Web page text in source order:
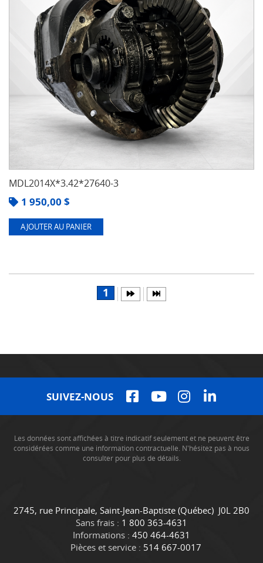
MDL2014X*3.42*27640-3
1 950,00 $
AJOUTER AU PANIER
1
SUIVEZ-NOUS
Les données sont affichées à titre indicatif seulement et ne peuvent être
considérées comme une information contractuelle. N'hésitez pas à nous
consulter pour plus de détails.
C
o
n
t
C
a
m
i
2745, rue Principale, Saint-Jean-Baptiste (Québec) J0L 2B0
Sans frais : 1 800 363-4631
Informations : 450 464-4631
Pièces et service : 514 667-0017